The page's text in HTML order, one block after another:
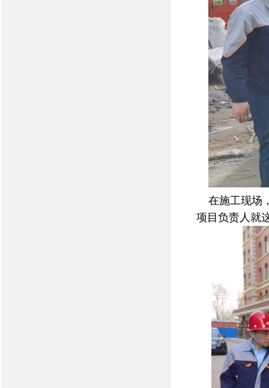
在施工现场
项目负责人就